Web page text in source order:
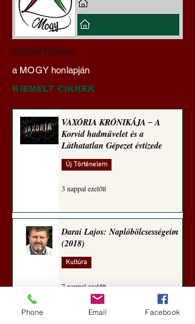
Darai Lajos:
Naplóbölcsességeim
(2024)
a Szilaj Csikón
a MOGY honlapján
KIEMELT CIKKEK
VAXÓRIA KRÓNIKÁJA ‒ A
Korvid hadművelet és a
Láthatatlan Gépezet évtizede
Új Történelem
3 nappal ezelőtt
Darai Lajos: Naplóbölcsességeim
(2018)
Kultúra
7 nappal ezelőtt
Phone Email Facebook